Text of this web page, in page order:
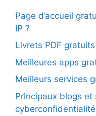
Page d’accueil
IP ?
Livrets PDF
Meilleures apps
Meilleurs services
Principaux blogs
cyberconfidentialité